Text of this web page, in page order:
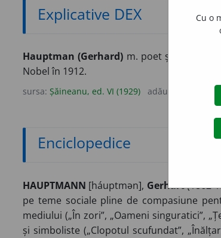
Explicative DEX
Hauptman (Gerhard) m. poet și autor
Nobel în 1912.
sursa: Șăineanu, ed. VI (1929) adăugată de
Enciclopedice
HAUPTMANN [háuptmən], Gerhart(1862-
pe teme sociale pline de compasiune
mediului („În zori”, „Oameni singuratici”,
și simboliste („Clopotul scufundat”,
Cu o